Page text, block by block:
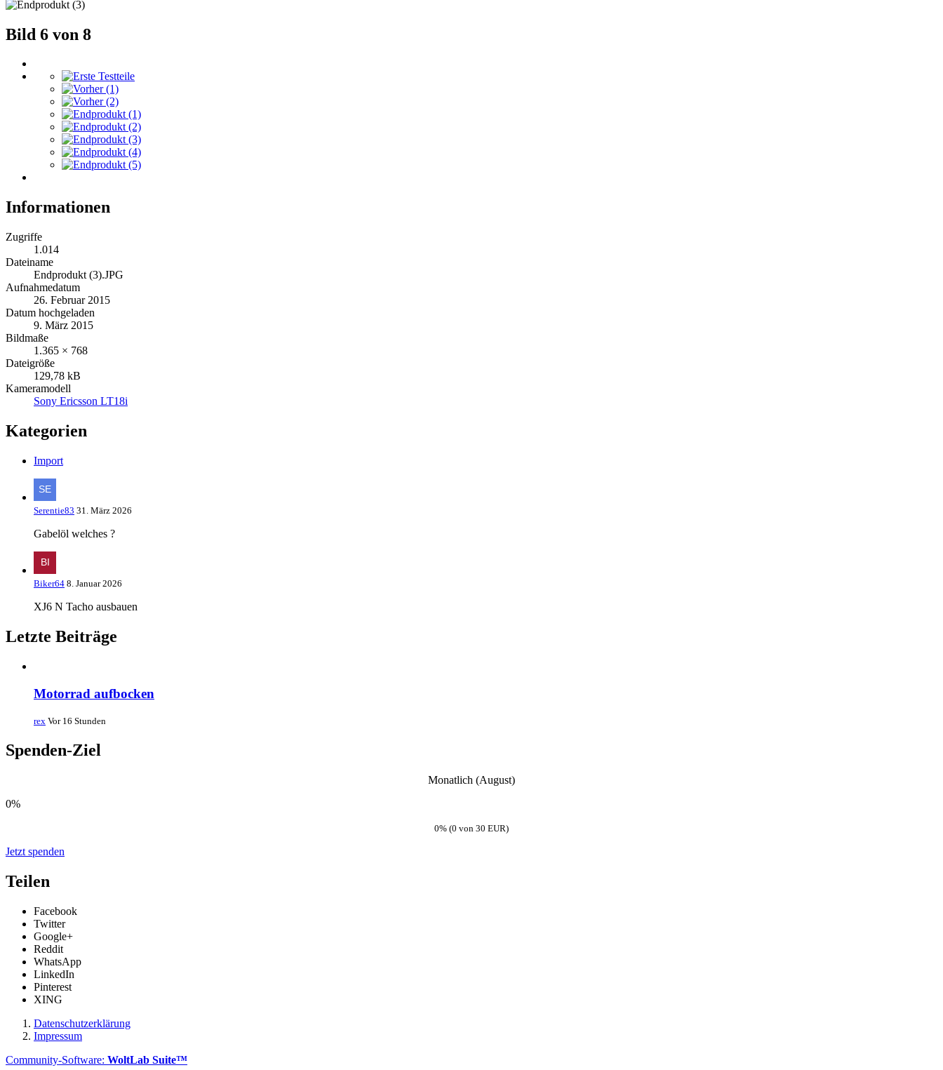
Bild 6 von 8
Informationen
Zugriffe
1.014
Dateiname
Endprodukt (3).JPG
Aufnahmedatum
26. Februar 2015
Datum hochgeladen
9. März 2015
Bildmaße
1.365 × 768
Dateigröße
129,78 kB
Kameramodell
Sony Ericsson LT18i
Kategorien
Import
Serentie83 31. März 2026
Gabelöl welches ?
Biker64 8. Januar 2026
XJ6 N Tacho ausbauen
Letzte Beiträge
Motorrad aufbocken
rex Vor 16 Stunden
Spenden-Ziel
Monatlich (August)
0%
0% (0 von 30 EUR)
Jetzt spenden
Teilen
Facebook
Twitter
Google+
Reddit
WhatsApp
LinkedIn
Pinterest
XING
Datenschutzerklärung
Impressum
Community-Software: WoltLab Suite™